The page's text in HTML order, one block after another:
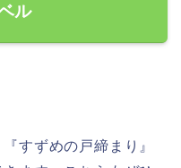
ル
すずめの戸締まり』